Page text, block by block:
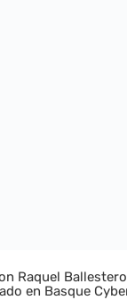
Raquel
en Basque